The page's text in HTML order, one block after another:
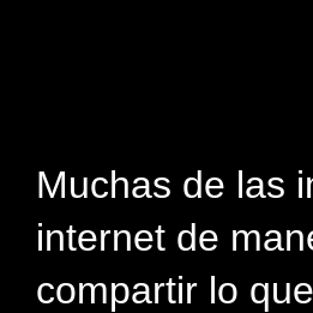
Muchas de las
internet de
compartir lo